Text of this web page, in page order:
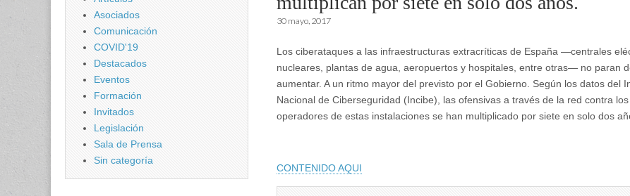
30 mayo, 2017
Los ciberataques a las infraestructuras extracríticas de España —centrales
nucleares, plantas de agua, aeropuertos y hospitales, entre otras— no paran
aumentar. A un ritmo mayor del previsto por el Gobierno. Según los datos del
Nacional de Ciberseguridad (Incibe), las ofensivas a través de la red contra los
operadores de estas instalaciones se han multiplicado por siete en solo dos
CONTENIDO AQUI
Asociados
Comunicación
COVID'19
Destacados
Eventos
Formación
Invitados
Legislación
Sala de Prensa
Sin categoría